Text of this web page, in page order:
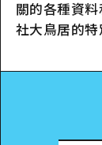
關的各種資
社大鳥居的特